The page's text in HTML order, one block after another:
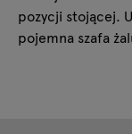
pozycji stojącej.
pojemna szafa